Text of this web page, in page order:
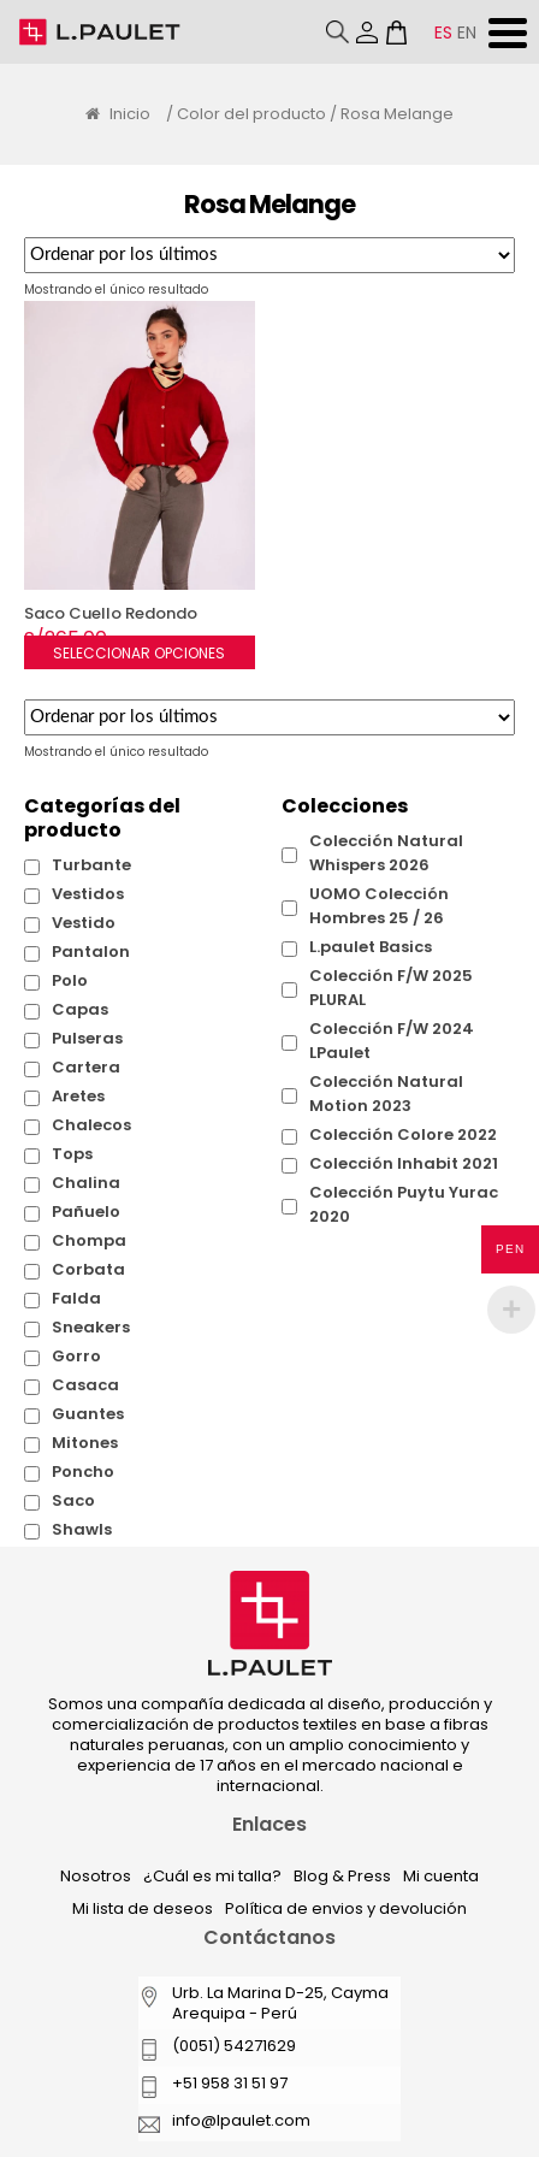
ES EN
Inicio / Color del producto / Rosa Melange
Rosa Melange
Mostrando el único resultado
Saco Cuello Redondo
S/265.00
SELECCIONAR OPCIONES
producto
tiene
múltiples
opciones
Mostrando el único resultado
Categorías del
producto
Turbante
Vestidos
Vestido
Pantalon
Polo
Capas
Pulseras
Cartera
Aretes
Chalecos
Tops
Chalina
Pañuelo
Chompa
Corbata
Falda
Sneakers
Gorro
Casaca
Guantes
Mitones
Poncho
Saco
Shawls
Colecciones
Colección Natural
Whispers 2026
UOMO Colección
Hombres 25 / 26
L.paulet Basics
Colección F/W 2025
PLURAL
Colección F/W 2024
LPaulet
Colección Natural
Motion 2023
Colección Colore 2022
Colección Inhabit 2021
Colección Puytu Yurac
2020
Somos una compañía dedicada al diseño, producción y
comercialización de productos textiles en base a fibras
naturales peruanas, con un amplio conocimiento y
experiencia de 17 años en el mercado nacional e
internacional.
Enlaces
Nosotros ¿Cuál es mi talla? Blog & Press Mi cuenta
Mi lista de deseos Política de envios y devolución
Contáctanos
Urb. La Marina D-25, Cayma
Arequipa - Perú
(0051) 54271629
+51 958 31 51 97
info@lpaulet.com
PEN